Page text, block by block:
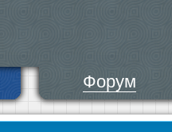
Форум